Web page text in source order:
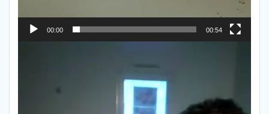
00:00 00:54